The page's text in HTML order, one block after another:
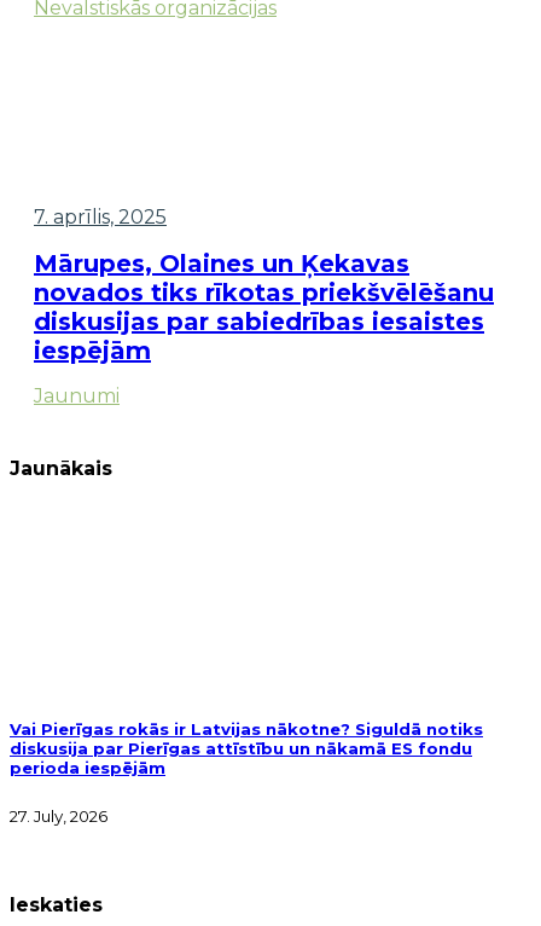
Nevalstiskās organizācijas
7. aprīlis, 2025
Mārupes, Olaines un Ķekavas
novados tiks rīkotas priekšvēlēšanu
diskusijas par sabiedrības iesaistes
iespējām
Jaunumi
Jaunākais
Vai Pierīgas rokās ir Latvijas nākotne? Siguldā notiks
diskusija par Pierīgas attīstību un nākamā ES fondu
perioda iespējām
27. July, 2026
Ieskaties